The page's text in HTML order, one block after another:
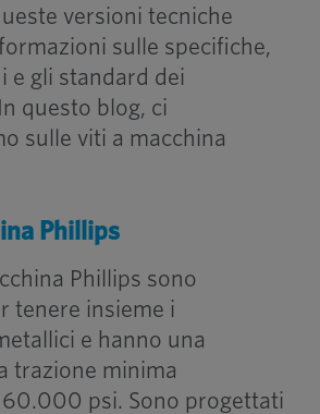
versioni tecniche
sulle specifiche,
e gli standard dei
questo blog, ci
sulle viti a macchina
Phillips
Phillips sono
tenere insieme i
e hanno una
trazione minima
psi. Sono progettati